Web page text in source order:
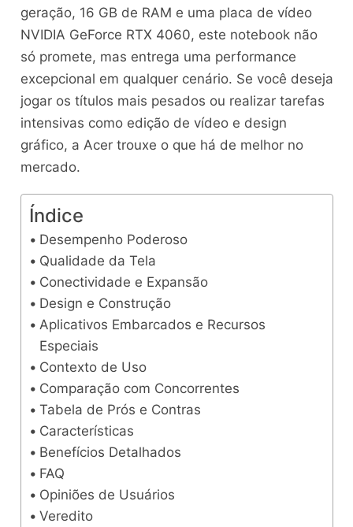
geração, 16 GB de RAM e uma placa de vídeo
NVIDIA GeForce RTX 4060, este notebook não
só promete, mas entrega uma performance
excepcional em qualquer cenário. Se você deseja
jogar os títulos mais pesados ou realizar tarefas
intensivas como edição de vídeo e design
gráfico, a Acer trouxe o que há de melhor no
mercado.
Índice
Desempenho Poderoso
Qualidade da Tela
Conectividade e Expansão
Design e Construção
Aplicativos Embarcados e Recursos
Especiais
Contexto de Uso
Comparação com Concorrentes
Tabela de Prós e Contras
Características
Benefícios Detalhados
FAQ
Opiniões de Usuários
Veredito